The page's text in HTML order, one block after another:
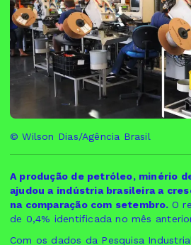
© Wilson Dias/Agência Brasil
A produção de petróleo, minério
ajudou a indústria brasileira a
na comparação com setembro. O
de 0,4% identificada no mês
Com os dados da Pesquisa